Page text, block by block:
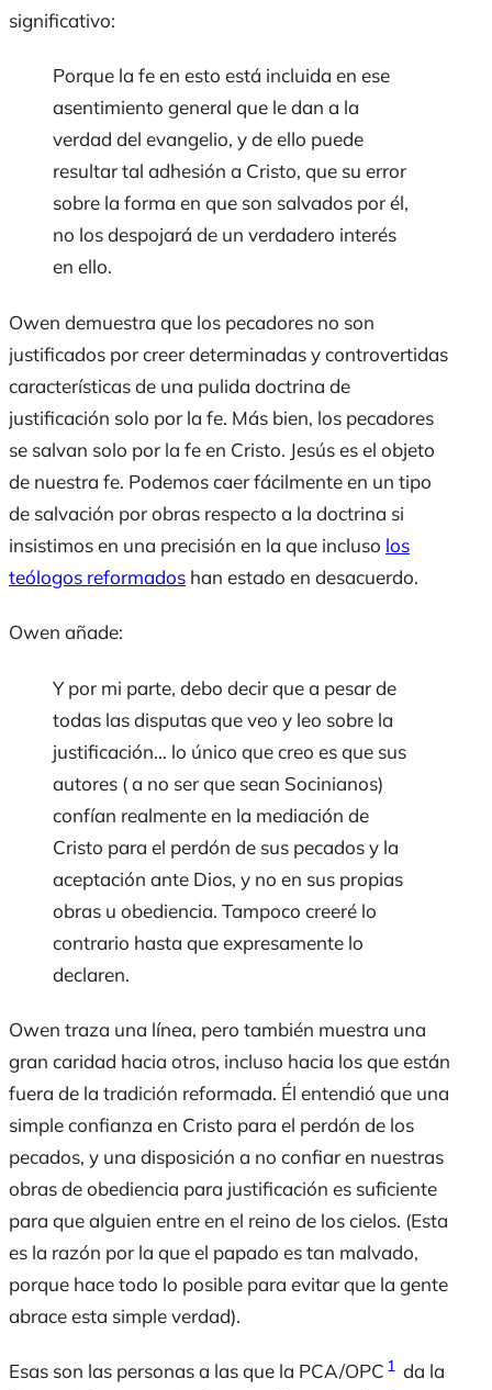
significativo:
Porque la fe en esto está incluida en ese
asentimiento general que le dan a la
verdad del evangelio, y de ello puede
resultar tal adhesión a Cristo, que su error
sobre la forma en que son salvados por él,
no los despojará de un verdadero interés
en ello.
Owen demuestra que los pecadores no son
justificados por creer determinadas y controvertidas
características de una pulida doctrina de
justificación solo por la fe. Más bien, los pecadores
se salvan solo por la fe en Cristo. Jesús es el objeto
de nuestra fe. Podemos caer fácilmente en un tipo
de salvación por obras respecto a la doctrina si
insistimos en una precisión en la que incluso los
teólogos reformados han estado en desacuerdo.
Owen añade:
Y por mi parte, debo decir que a pesar de
todas las disputas que veo y leo sobre la
justificación… lo único que creo es que sus
autores ( a no ser que sean Socinianos)
confían realmente en la mediación de
Cristo para el perdón de sus pecados y la
aceptación ante Dios, y no en sus propias
obras u obediencia. Tampoco creeré lo
contrario hasta que expresamente lo
declaren.
Owen traza una línea, pero también muestra una
gran caridad hacia otros, incluso hacia los que están
fuera de la tradición reformada. Él entendió que una
simple confianza en Cristo para el perdón de los
pecados, y una disposición a no confiar en nuestras
obras de obediencia para justificación es suficiente
para que alguien entre en el reino de los cielos. (Esta
es la razón por la que el papado es tan malvado,
porque hace todo lo posible para evitar que la gente
abrace esta simple verdad).
Esas son las personas a las que la PCA/OPC 1 da la